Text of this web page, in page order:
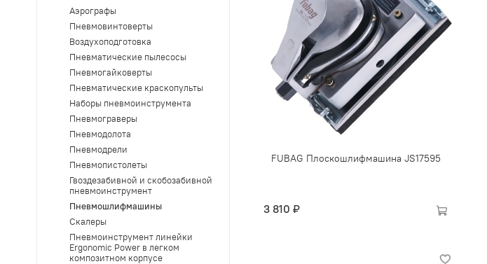
FUBAG Плоскошлифмашина JS17595
3 810 ₽
Аэрографы
Пневмовинтоверты
Воздухоподготовка
Пневматические пылесосы
Пневмогайковерты
Пневматические краскопульты
Наборы пневмоинструмента
Пневмограверы
Пневмодолота
Пневмодрели
Пневмопистолеты
Гвоздезабивной и скобозабивной
пневмоинструмент
Пневмошлифмашины
Скалеры
Пневмоинструмент линейки
Ergonomic Power в легком
композитном корпусе